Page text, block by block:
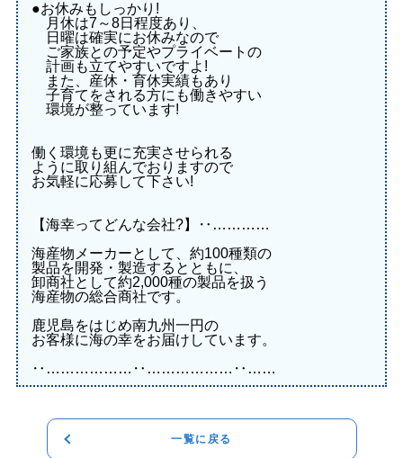
●お休みもしっかり!
月休は7～8日程度あり、
日曜は確実にお休みなので
ご家族との予定やプライベートの
計画も立てやすいですよ!
また、産休・育休実績もあり
子育てをされる方にも働きやすい
環境が整っています!
働く環境も更に充実させられる
ように取り組んでおりますので
お気軽に応募して下さい!
【海幸ってどんな会社?】‥…………
海産物メーカーとして、約100種類の
製品を開発・製造するとともに、
卸商社として約2,000種の製品を扱う
海産物の総合商社です。
鹿児島をはじめ南九州一円の
お客様に海の幸をお届けしています。
‥………………‥………………‥……
一覧に戻る